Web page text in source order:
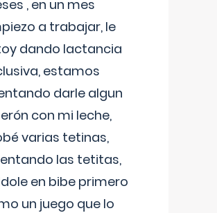
, en un mes
a trabajar, le
dando lactancia
estamos
darle algun
con mi leche,
varias tetinas,
las tetitas,
en bibe primero
un juego que lo